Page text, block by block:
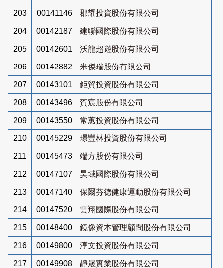
203 00141146 郡耀投資股份有限公司
204 00142187 建聯國際股份有限公司
205 00142601 沃龍超遊股份有限公司
206 00142882 米傑瑞股份有限公司
207 00143101 鉅貿投資股份有限公司
208 00143496 賀宸股份有限公司
209 00143550 常蕙投資股份有限公司
210 00145229 璟豐林投資股份有限公司
211 00145473 端方股份有限公司
212 00147107 昊域國際股份有限公司
213 00147140 保爾芬德健康運動股份有限公司
214 00147520 雲翔國際股份有限公司
215 00148400 鏡像資本管理顧問股份有限公司
216 00149800 淳文投資股份有限公司
217 00149908 靜晟實業股份有限公司